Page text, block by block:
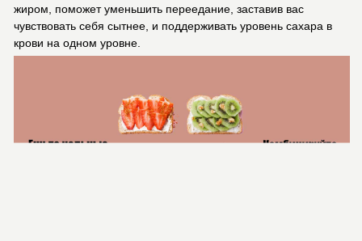
жиром, поможет уменьшить переедание, заставив вас
чувствовать себя сытнее, и поддерживать уровень сахара в
крови на одном уровне.